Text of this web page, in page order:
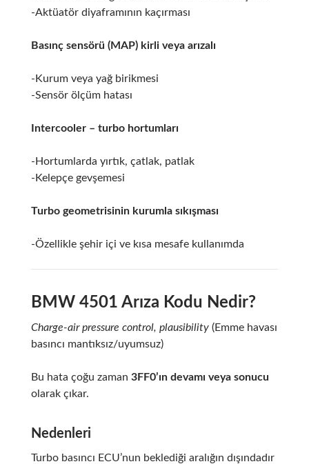
-Aktüatör diyaframının kaçırması
Basınç sensörü (MAP) kirli veya arızalı
-Kurum veya yağ birikmesi
-Sensör ölçüm hatası
Intercooler – turbo hortumları
-Hortumlarda yırtık, çatlak, patlak
-Kelepçe gevşemesi
Turbo geometrisinin kurumla sıkışması
-Özellikle şehir içi ve kısa mesafe kullanımda
BMW 4501 Arıza Kodu Nedir?
Charge-air pressure control, plausibility (Emme havası
basıncı mantıksız/uyumsuz)
Bu hata çoğu zaman 3FF0’ın devamı veya sonucu
olarak çıkar.
Nedenleri
Turbo basıncı ECU’nun beklediği aralığın dışındadır